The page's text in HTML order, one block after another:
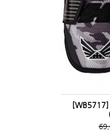
[WB5717]